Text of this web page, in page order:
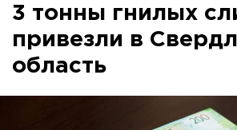
3 тонны гнилых
привезли в
область